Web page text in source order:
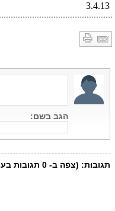
3.4.13